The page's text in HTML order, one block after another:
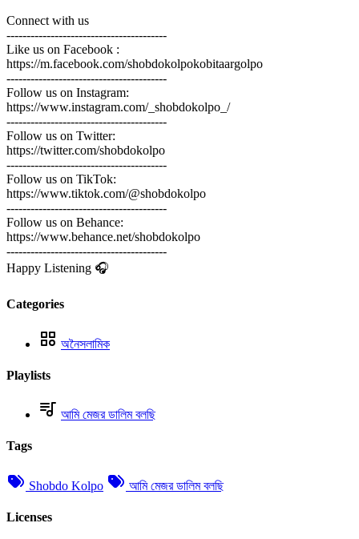
Connect with us
----------------------------------------
Like us on Facebook :
https://m.facebook.com/shobdokolpokobitaargolpo
----------------------------------------
Follow us on Instagram:
https://www.instagram.com/_shobdokolpo_/
----------------------------------------
Follow us on Twitter:
https://twitter.com/shobdokolpo
----------------------------------------
Follow us on TikTok:
https://www.tiktok.com/@shobdokolpo
----------------------------------------
Follow us on Behance:
https://www.behance.net/shobdokolpo
----------------------------------------
Happy Listening 🎧
Categories
অনৈসলামিক
Playlists
আমি মেজর ডালিম বলছি
Tags
Shobdo Kolpo আমি মেজর ডালিম বলছি
Licenses